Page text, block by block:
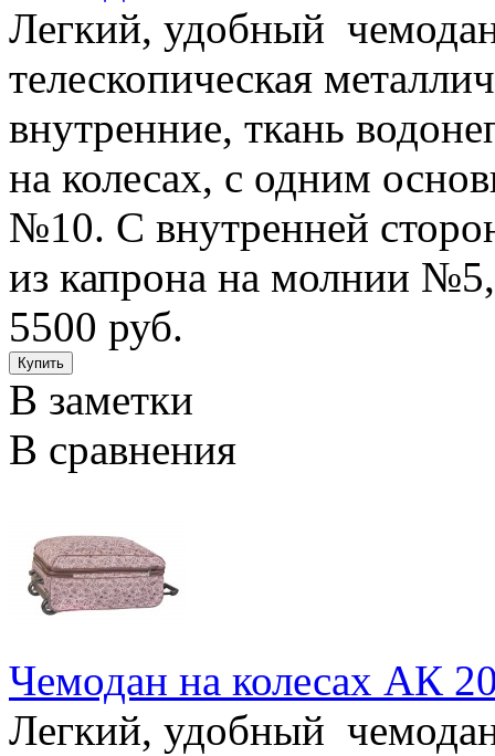
Легкий, удобный
телескопическая
внутренние, ткань
на колесах, с одним
№10. С внутренней
из капрона на молнии
5500 руб.
В заметки
В сравнения
Чемодан на колесах АК
Легкий, удобный